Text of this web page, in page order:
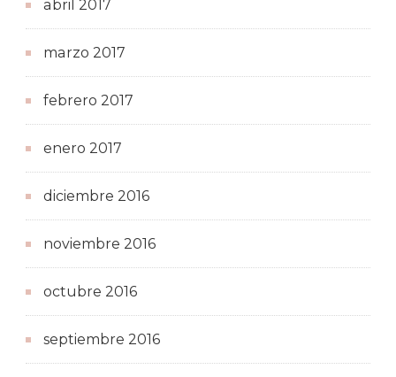
abril 2017
marzo 2017
febrero 2017
enero 2017
diciembre 2016
noviembre 2016
octubre 2016
septiembre 2016